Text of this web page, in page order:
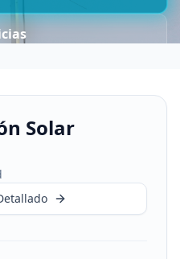
Solar